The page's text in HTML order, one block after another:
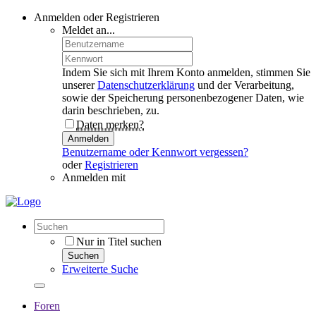
Anmelden oder Registrieren
Meldet an...
Indem Sie sich mit Ihrem Konto anmelden, stimmen Sie
unsererDatenschutzerklärung und der Verarbeitung,
sowie der Speicherung personenbezogener Daten, wie
darin beschrieben, zu.
Daten merken?
Anmelden
Benutzername oder Kennwort vergessen?
oderRegistrieren
Anmelden mit
Nur in Titel suchen
Suchen
Erweiterte Suche
Foren